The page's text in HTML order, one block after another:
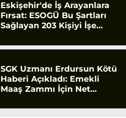
Eskişehir'de İş Arayanlara
Fırsat: ESOGÜ Bu Şartları
Sağlayan 203 Kişiyi İşe
SGK Uzmanı Erdursun Kötü
Haberi Açıkladı: Emekli
Maaş Zammı İçin Net